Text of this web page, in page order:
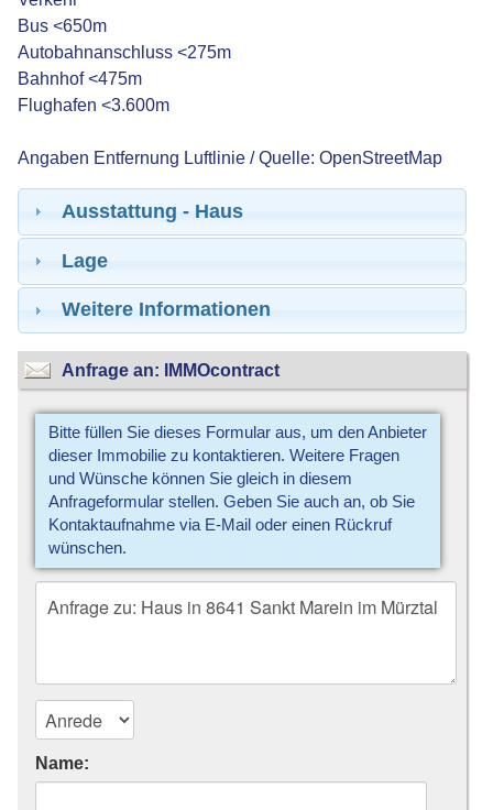
Bus <650m
Autobahnanschluss <275m
Bahnhof <475m
Flughafen <3.600m
Angaben Entfernung Luftlinie / Quelle: OpenStreetMap
Ausstattung - Haus
Lage
Weitere Informationen
Anfrage an: IMMOcontract
Bitte füllen Sie dieses Formular aus, um den Anbieter
dieser Immobilie zu kontaktieren. Weitere Fragen
und Wünsche können Sie gleich in diesem
Anfrageformular stellen. Geben Sie auch an, ob Sie
Kontaktaufnahme via E-Mail oder einen Rückruf
wünschen.
Name: